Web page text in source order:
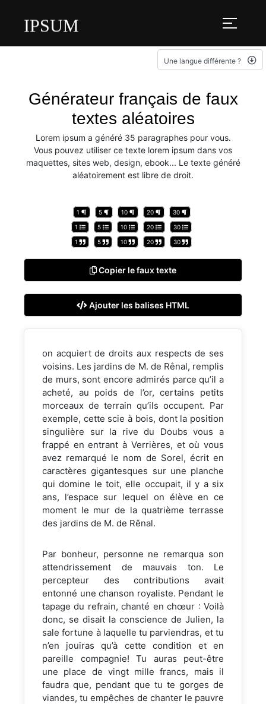
IPSUM
Une langue différente ?
Générateur français de faux
textes aléatoires
Lorem ipsum a généré 35 paragraphes pour vous.
Vous pouvez utiliser ce texte lorem ipsum dans vos
maquettes, sites web, design, ebook... Le texte généré
aléatoirement est libre de droit.
1 5 10 20 30
1 5 10 20 30
1 5 10 20 30
Copier le faux texte
Ajouter les balises HTML
on acquiert de droits aux respects de ses
voisins. Les jardins de M. de Rênal, remplis
de murs, sont encore admirés parce qu’il a
acheté, au poids de l’or, certains petits
morceaux de terrain qu’ils occupent. Par
exemple, cette scie à bois, dont la position
singulière sur la rive du Doubs vous a
frappé en entrant à Verrières, et où vous
avez remarqué le nom de Sorel, écrit en
caractères gigantesques sur une planche
qui domine le toit, elle occupait, il y a six
ans, l’espace sur lequel on élève en ce
moment le mur de la quatrième terrasse
des jardins de M. de Rênal.
Par bonheur, personne ne remarqua son
attendrissement de mauvais ton. Le
percepteur des contributions avait
entonné une chanson royaliste. Pendant le
tapage du refrain, chanté en chœur : Voilà
donc, se disait la conscience de Julien, la
sale fortune à laquelle tu parviendras, et tu
n’en jouiras qu’à cette condition et en
pareille compagnie! Tu auras peut-être
une place de vingt mille francs, mais il
faudra que, pendant que tu te gorges de
viandes, tu empêches de chanter le pauvre